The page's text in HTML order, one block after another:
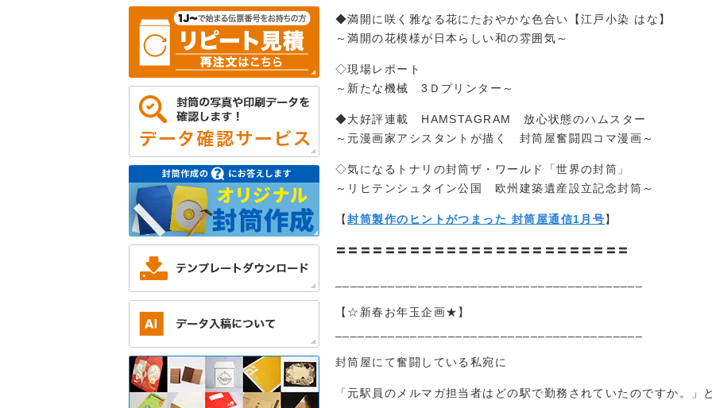
◆満開に咲く雅なる花にたおやかな色合い【江戸小染 はな】
～満開の花模様が日本らしい和の雰囲気～
◇現場レポート
～新たな機械 3Ｄプリンター～
◆大好評連載 HAMSTAGRAM 放心状態のハムスター
～元漫画家アシスタントが描く 封筒屋奮闘四コマ漫画～
◇気になるトナリの封筒ザ・ワールド「世界の封筒」
～リヒテンシュタイン公国 欧州建築遺産設立記念封筒～
【封筒製作のヒントがつまった 封筒屋通信1月号】
〓〓〓〓〓〓〓〓〓〓〓〓〓〓〓〓〓〓〓〓〓〓〓〓
【☆新春お年玉企画★】
封筒屋にて奮闘している私宛に
「元駅員のメルマガ担当者はどの駅で勤務されていたのですか。」